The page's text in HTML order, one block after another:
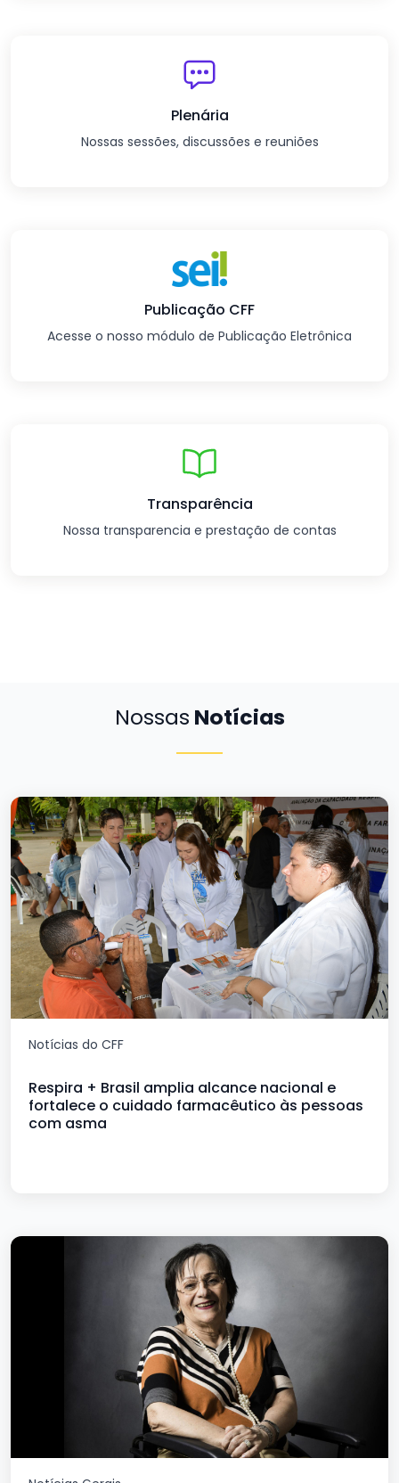
Plenária
Nossas sessões, discussões e reuniões
Publicação CFF
Acesse o nosso módulo de Publicação Eletrônica
Transparência
Nossa transparencia e prestação de contas
Nossas Notícias
Notícias do CFF
Respira + Brasil amplia alcance nacional e
fortalece o cuidado farmacêutico às pessoas
com asma